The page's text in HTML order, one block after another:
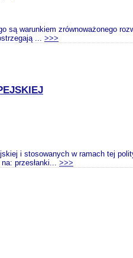
są warunkiem zrównoważonego
... >>>
i stosowanych w ramach tej
przesłanki... >>>